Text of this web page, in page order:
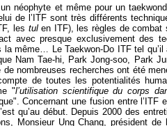
néophyte et même pour un
de l’ITF sont très différents
les tulen ITF), les règles de combat
avec presque exclusivement des
la même… Le Taekwon-Do ITF tel
Nam Tae-hi, Park Jong-soo, Park
nombreuses recherches ont été
de toutes les potentialités
"l’utilisation scientifique du corps
Concernant une fusion entre l’ITF
qu’au début. Depuis 2000 des
Monsieur Ung Chang, président de